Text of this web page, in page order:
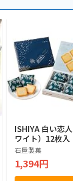
ISHIYA 白い恋
ワイト）12枚入
石屋製菓
1,394円